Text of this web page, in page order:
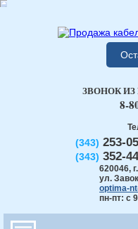
(343) 253-
(343) 352-
620046,
ул.
optima-
пн-пт: с
ЗВОНОК
8-